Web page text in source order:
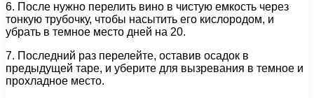
6. После нужно перелить вино в чистую емкость через
тонкую трубочку, чтобы насытить его кислородом, и
убрать в темное место дней на 20.
7. Последний раз перелейте, оставив осадок в
предыдущей таре, и уберите для вызревания в темное и
прохладное место.